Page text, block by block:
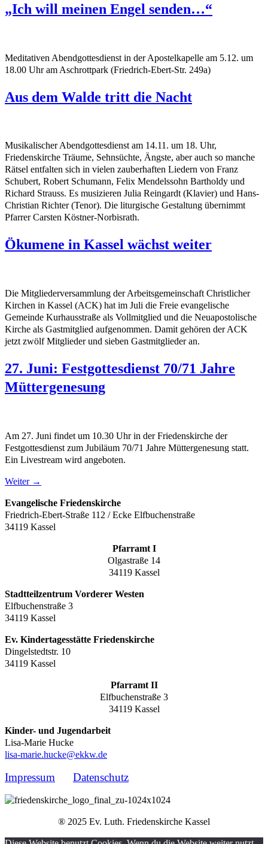
„Ich will meinen Engel senden…“
Meditativen Abendgottesdienst in der Apostelkapelle am 5.12. um
18.00 Uhr am Aschrottpark (Friedrich-Ebert-Str. 249a)
Aus dem Walde tritt die Nacht
Musikalischer Abendgottesdienst am 14.11. um 18. Uhr,
Friedenskirche Träume, Sehnsüchte, Ängste, aber auch so manche
Rätsel entfalten sich in vielen zauberhaften Liedern von Franz
Schubert, Robert Schumann, Felix Mendelssohn Bartholdy und
Richard Strauss. Es musizieren Julia Reingardt (Klavier) und Hans-
Christian Richter (Tenor). Die liturgische Gestaltung übernimmt
Pfarrer Carsten Köstner-Norbisrath.
Ökumene in Kassel wächst weiter
Die Mitgliederversammlung der Arbeitsgemeinschaft Christlicher
Kirchen in Kassel (ACK) hat im Juli die Freie evangelische
Gemeinde Kurhausstraße als Vollmitglied und die Neuapostolische
Kirche als Gastmitglied aufgenommen. Damit gehören der ACK
jetzt zwölf Mitglieder und sieben Gastmitglieder an.
27. Juni: Festgottesdienst 70/71 Jahre
Müttergenesung
Am 27. Juni findet um 10.30 Uhr in der Friedenskirche der
Festgottesdienst zum Jubiläum 70/71 Jahre Müttergenesung statt.
Ein Livestream wird angeboten.
Weiter →
Evangelische Friedenskirche
Friedrich-Ebert-Straße 112 / Ecke Elfbuchenstraße
34119 Kassel
Pfarramt I
Olgastraße 14
34119 Kassel
Stadtteilzentrum Vorderer Westen
Elfbuchenstraße 3
34119 Kassel
Ev. Kindertagesstätte Friedenskirche
Dingelstedtstr. 10
34119 Kassel
Pfarramt II
Elfbuchenstraße 3
34119 Kassel
Kinder- und Jugendarbeit
Lisa-Marie Hucke
lisa-marie.hucke@ekkw.de
Impressum Datenschutz
® 2025 Ev. Luth. Friedenskirche Kassel